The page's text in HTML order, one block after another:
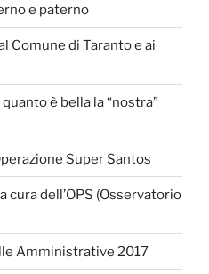
e paterno
Comune di Taranto e ai
è bella la “nostra”
Super Santos
cura dell’OPS (Osservatorio
Amministrative 2017